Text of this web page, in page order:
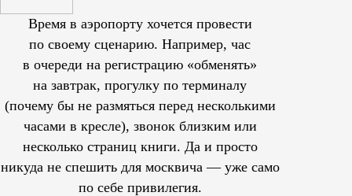
Время в аэропорту хочется провести
по своему сценарию. Например, час
в очереди на регистрацию «обменять»
на завтрак, прогулку по терминалу
(почему бы не размяться перед несколькими
часами в кресле), звонок близким или
несколько страниц книги. Да и просто
никуда не спешить для москвича — уже само
по себе привилегия.